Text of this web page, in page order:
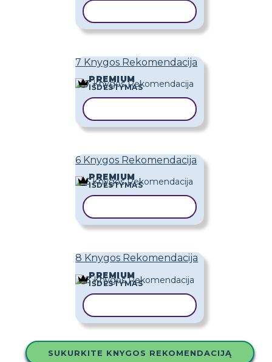
7 Knygos Rekomendacija
PREMIUM
IŠDĖSTYMAS
6 Knygos Rekomendacija
PREMIUM
IŠDĖSTYMAS
8 Knygos Rekomendacija
PREMIUM
IŠDĖSTYMAS
SUKURKITE KNYGOS REKOMENDACIJĄ